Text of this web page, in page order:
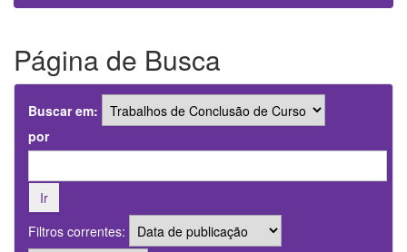
Página de Busca
Buscar em:
por
Filtros correntes: